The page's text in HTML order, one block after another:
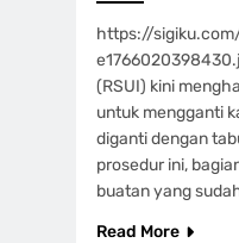
https://
(RSUI) kini
untuk mengganti
diganti dengan
prosedur ini,
buatan yang
Read More